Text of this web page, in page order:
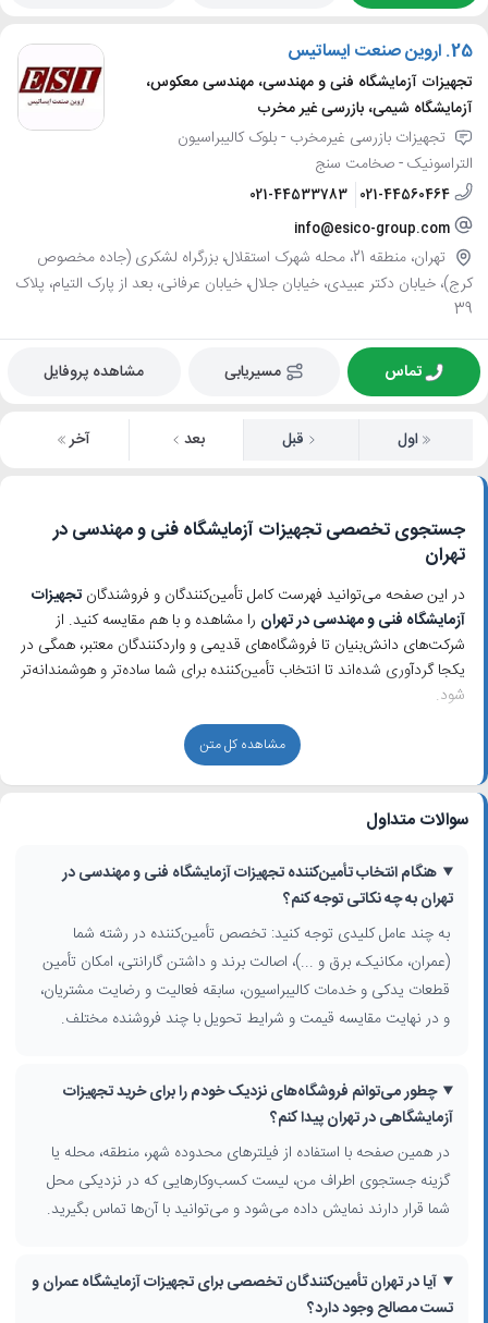
25. اروین صنعت ایساتیس
تجهیزات آزمایشگاه فنی و مهندسی، مهندسی معکوس،
آزمایشگاه شیمی، بازرسی غیر مخرب
تجهیزات بازرسی غیرمخرب - بلوک کالیبراسیون
التراسونیک - صخامت سنج
021-44560464
021-44533783
info@esico-group.com
تهران، منطقه 21، محله شهرک استقلال، بزرگراه لشکری (جاده مخصوص
کرج)، خیابان دکتر عبیدی، خیابان جلال، خیابان عرفانی، بعد از پارک التیام، پلاک
39
تماس مسیریابی مشاهده پروفایل
اول قبل بعد آخر
جستجوی تخصصی تجهیزات آزمایشگاه فنی و مهندسی در
تهران
در این صفحه می‌توانید فهرست کامل تأمین‌کنندگان و فروشندگانتجهیزات
آزمایشگاه فنی و مهندسی در تهران را مشاهده و با هم مقایسه کنید. از
شرکت‌های دانش‌بنیان تا فروشگاه‌های قدیمی و واردکنندگان معتبر، همگی در
یکجا گردآوری شده‌اند تا انتخاب تأمین‌کننده برای شما ساده‌تر و هوشمندانه‌تر
شود.
انواع تجهیزات آزمایشگاه فنی و مهندسی که در تهران عرضه می‌شوند
کسب‌وکارهای حاضر در این نتایج جستجو، طیف گسترده‌ای از تجهیزات را
دستگاه‌های تست مصالح برای کنترل کیفیت بتن و خاک، تا تجهیزات
صنعتی و دانشگاهی تهران مانند خیابان آزادی، محدوده دانشگاه تهران و
شهرک‌های صنعتی مستقر هستند و به صورت تخصصی روی یک یا چند
حوزه مهندسی تمرکز دارند.
راهنمای انتخاب تأمین‌کننده مناسب در تهران
هنگام خریدتجهیزات آزمایشگاهی تهرانتنها به قیمت دستگاه آزمایشگاهی
توجه نکنید. معیارهای مهم دیگری مانند اصالت برند، دسترسی به قطعات
اساس استان، شهر، محدوده شهر، منطقه و محله، همچنین دسته فعالیت
شغلی، نزدیک‌ترین و مناسب‌ترین نمایندگی تجهیزات فنی و
تجهیزات مهندسیرا پیدا کنید.
قیمت، برندها و رقابت در بازار تهران
باعث تنوع بالای برندها و ایجاد رقابت قیمتی شده است. در پروفایل هر
کسب‌وکار می‌توانید توضیحات فنی درباره محصولات، حوزه تخصصی (مثلاً
مشاهده کل متن
سوالات متداول
هنگام انتخاب تأمین‌کننده تجهیزات آزمایشگاه فنی و مهندسی در
تهران به چه نکاتی توجه کنم؟
به چند عامل کلیدی توجه کنید: تخصص تأمین‌کننده در رشته شما
(عمران، مکانیک، برق و ...)، اصالت برند و داشتن گارانتی، امکان تأمین
قطعات یدکی و خدمات کالیبراسیون، سابقه فعالیت و رضایت مشتریان،
و در نهایت مقایسه قیمت و شرایط تحویل با چند فروشنده مختلف.
چطور می‌توانم فروشگاه‌های نزدیک خودم را برای خرید تجهیزات
آزمایشگاهی در تهران پیدا کنم؟
در همین صفحه با استفاده از فیلترهای محدوده شهر، منطقه، محله یا
گزینه جستجوی اطراف من، لیست کسب‌وکارهایی که در نزدیکی محل
شما قرار دارند نمایش داده می‌شود و می‌توانید با آن‌ها تماس بگیرید.
آیا در تهران تأمین‌کنندگان تخصصی برای تجهیزات آزمایشگاه عمران و
تست مصالح وجود دارد؟